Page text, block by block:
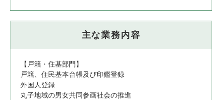
主な業務内容
【戸籍・住基部門】
戸籍、住民基本台帳及び印鑑登録
外国人登録
丸子地域の男女共同参画社会の推進